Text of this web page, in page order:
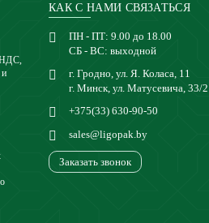
НДС,
КАК С НАМИ СВЯЗАТЬСЯ
ПН - ПТ: 9.00 до 18.00
СБ - ВС: выходной
г. Гродно, ул. Я. Коласа, 11
г. Минск, ул. Матусевича, 33/2
+375(33) 630-90-50
sales@ligopak.by
Заказать звонок